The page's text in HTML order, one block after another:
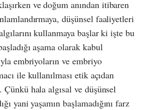
ve doğum anından itibaren
düşünsel faaliyetleri
kullanmaya başlar ki işte bu
aşama olarak kabul
embriyoların ve embriyo
ile kullanılması etik açıdan
hala algısal ve düşünsel
yani yaşamın başlamadığını farz